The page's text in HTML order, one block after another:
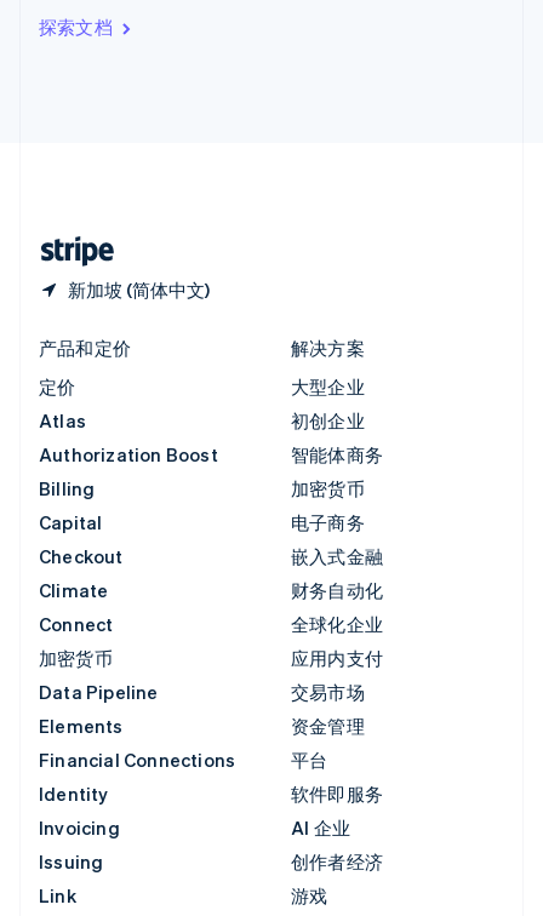
探索文档
新加坡 (简体中文)
印度
English
产品和定价
定价
Atlas
Authorization Boost
Billing
Capital
Checkout
Climate
Connect
加密货币
Data Pipeline
Elements
Financial Connections
Identity
Invoicing
Issuing
Link
解决方案
大型企业
初创企业
智能体商务
加密货币
电子商务
嵌入式金融
财务自动化
全球化企业
应用内支付
交易市场
资金管理
平台
软件即服务
AI 企业
创作者经济
游戏